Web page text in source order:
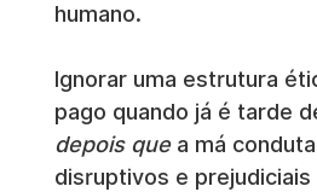
humano.
Ignorar uma estrutura
pago quando já é tarde
depois que a má
disruptivos e prejudiciais